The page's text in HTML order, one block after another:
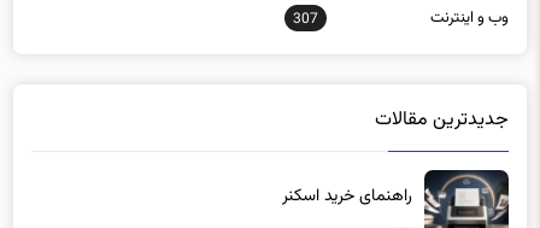
راهنمای خرید اسکنر
1 هفته پیش